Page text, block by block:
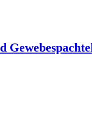
Gewebespachtel